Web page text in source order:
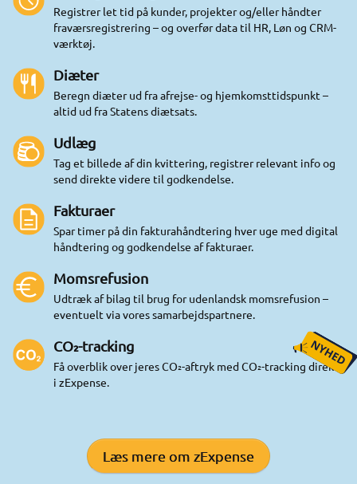
Registrer let tid på kunder, projekter og/eller håndter
fraværsregistrering – og overfør data til HR, Løn og CRM-
værktøj.
Diæter
Beregn diæter ud fra afrejse- og hjemkomsttidspunkt –
altid ud fra Statens diætsats.
Udlæg
Tag et billede af din kvittering, registrer relevant info og
send direkte videre til godkendelse.
Fakturaer
Spar timer på din fakturahåndtering hver uge med digital
håndtering og godkendelse af fakturaer.
Momsrefusion
Udtræk af bilag til brug for udenlandsk momsrefusion –
eventuelt via vores samarbejdspartnere.
CO₂-tracking
Få overblik over jeres CO₂-aftryk med CO₂-tracking direkte
i zExpense.
Læs mere om zExpense